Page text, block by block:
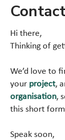
Hi there,
Thinking of
We’d love to
your project,
organisation,
this short
Speak soon,